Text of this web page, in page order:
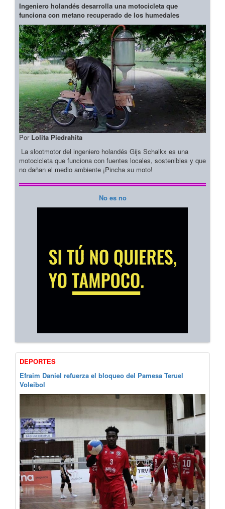
Ingeniero holandés desarrolla una motocicleta que
funciona con metano recuperado de los humedales
Por Lolita Piedrahita
La slootmotor del ingeniero holandés Gijs Schalkx es una
motocicleta que funciona con fuentes locales, sostenibles y que
no dañan el medio ambiente ¡Pincha su moto!
No es no
DEPORTES
Efraim Daniel refuerza el bloqueo del Pamesa Teruel
Voleibol